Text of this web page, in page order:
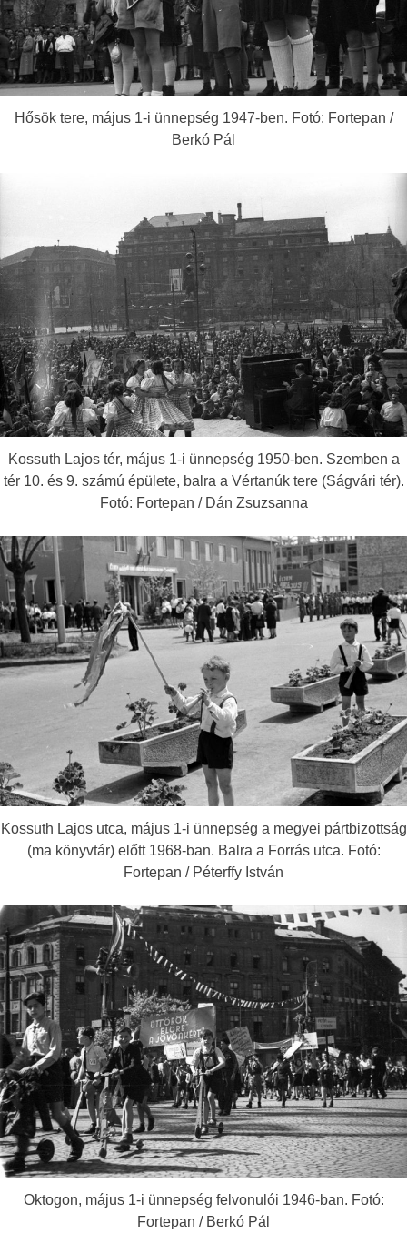
Hősök tere, május 1-i ünnepség 1947-ben. Fotó: Fortepan /
Berkó Pál
Kossuth Lajos tér, május 1-i ünnepség 1950-ben. Szemben a
tér 10. és 9. számú épülete, balra a Vértanúk tere (Ságvári tér).
Fotó: Fortepan / Dán Zsuzsanna
Kossuth Lajos utca, május 1-i ünnepség a megyei pártbizottság
(ma könyvtár) előtt 1968-ban. Balra a Forrás utca. Fotó:
Fortepan / Péterffy István
Oktogon, május 1-i ünnepség felvonulói 1946-ban. Fotó:
Fortepan / Berkó Pál